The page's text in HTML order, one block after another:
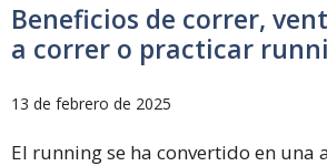
Beneficios de correr,
a correr o practicar
13 de febrero de 2025
El running se ha convertido en una